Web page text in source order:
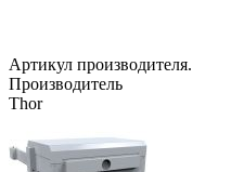
Артикул производителя.
Производитель
Thor